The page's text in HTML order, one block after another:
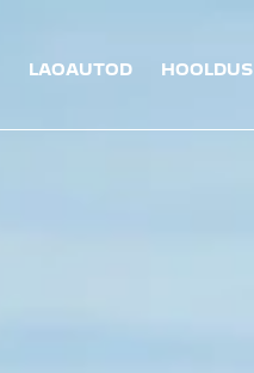
LAOAUTOD HOOLDUS